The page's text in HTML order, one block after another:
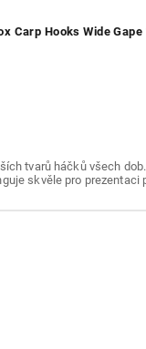
Carp Hooks Wide Gape
tvarů háčků všech
skvěle pro prezentaci